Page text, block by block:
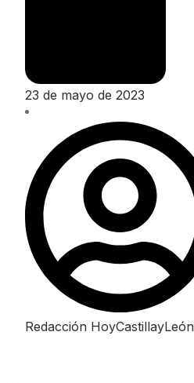
23 de mayo de 2023
Redacción HoyCastillayLeón